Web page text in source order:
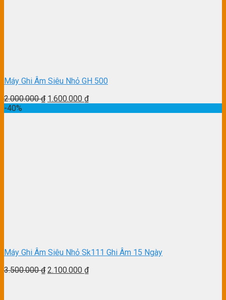
Máy Ghi Âm Siêu Nhỏ GH 500
2.000.000₫ 1.600.000 ₫
-40%
Máy Ghi Âm Siêu Nhỏ Sk111 Ghi Âm 15 Ngày
3.500.000₫ 2.100.000 ₫